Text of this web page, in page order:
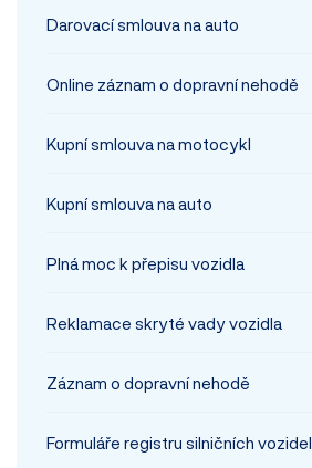
Darovací smlouva na auto
Online záznam o dopravní nehodě
Kupní smlouva na motocykl
Kupní smlouva na auto
Plná moc k přepisu vozidla
Reklamace skryté vady vozidla
Záznam o dopravní nehodě
Formuláře registru silničních vozidel